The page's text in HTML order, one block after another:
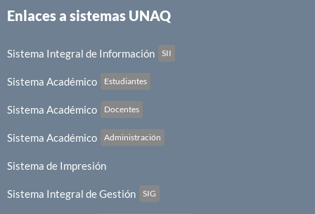
Enlaces a sistemas UNAQ
Sistema Integral de Información SII
Sistema Académico Estudiantes
Sistema Académico Docentes
Sistema Académico Administración
Sistema de Impresión
Sistema Integral de Gestión SIG